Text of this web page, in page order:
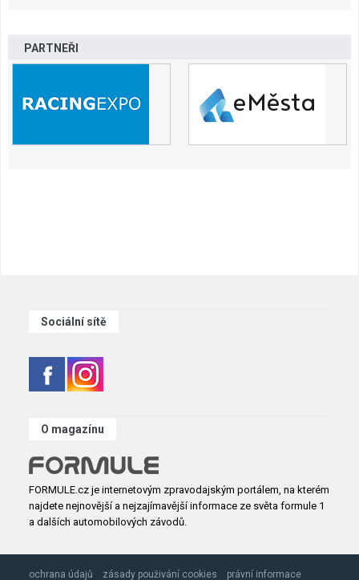
PARTNEŘI
Sociální sítě
O magazínu
FORMULE.cz je internetovým zpravodajským portálem, na kterém
najdete nejnovější a nejzajímavější informace ze světa formule 1
a dalších automobilových závodů.
ochrana údajů zásady použivání cookies právní informace